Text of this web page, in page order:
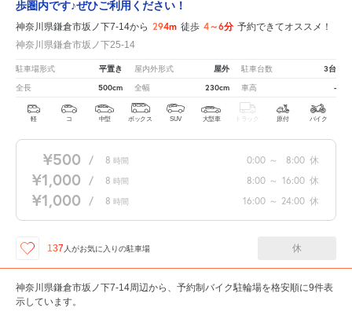
歩圏内です♪ぜひご利用ください！
神奈川県鎌倉市坂ノ下7-14から 294m 徒歩 4～6分 予約できてオススメ！
神奈川県鎌倉市坂ノ下25-14
駐車場形式 平置き 屋内外形式 屋外 駐車台数 3台
全長 500cm 全幅 230cm 車高 -
軽 コ 中型 ボックス SUV 大型車 トラック 原付 バイク
¥500 / 8 時間 0:00 ～ 8:00 休
¥1,000 / 8 時間 8:00 ～ 16:00 休
¥1,000 / 8 時間 16:00 ～ 24:00 休
137 人がお気に入りの駐車場 休
神奈川県鎌倉市坂ノ下7-14周辺から、予約制バイク駐輪場を格安順に9件表
示しています。